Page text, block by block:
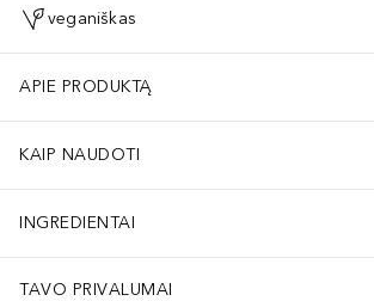
veganiškas
APIE PRODUKTĄ
KAIP NAUDOTI
INGREDIENTAI
TAVO PRIVALUMAI